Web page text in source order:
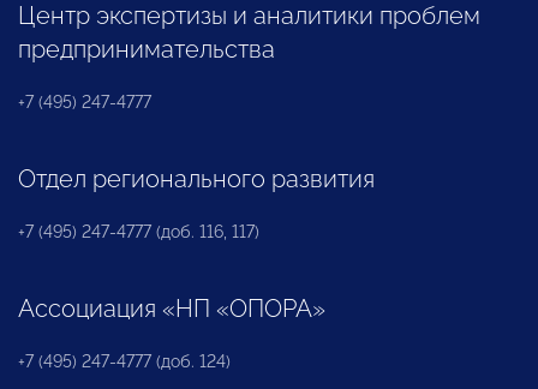
Центр экспертизы и аналитики проблем
предпринимательства
+7 (495) 247-4777
Отдел регионального развития
+7 (495) 247-4777 (доб. 116, 117)
Ассоциация «НП «ОПОРА»
+7 (495) 247-4777 (доб. 124)